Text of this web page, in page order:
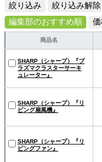
絞り込み
絞り込み解除
編集部のおすすめ順
商品名
SHARP（シャープ）『プ
ラズマクラスターサーキ
ュレーター』
SHARP（シャープ）『リ
ビング扇風機』
SHARP（シャープ）『リ
ビングファン』